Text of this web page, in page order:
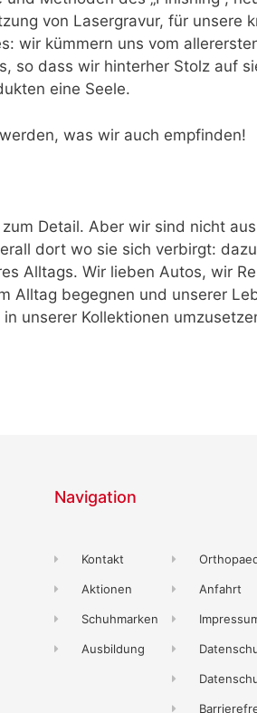
von Lasergravur, für unsere
wir kümmern uns vom
so dass wir hinterher Stolz auf
eine Seele.
was wir auch empfinden!
Detail. Aber wir sind nicht
dort wo sie sich verbirgt:
Alltags. Wir lieben Autos, wir
Alltag begegnen und unserer
unserer Kollektionen
Navigation
Kontakt
Aktionen
Schuhmarken
Ausbildung
Anfahrt